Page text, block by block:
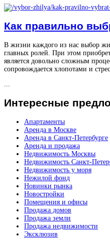
Как правильно
В жизни каждого из нас выбор
главных ролей. При этом
является довольно сложным
сопровождается хлопотами и
Интересные
Апартаменты
Аренда в Москве
Аренда в Санкт-Петербурге
Аренда и продажа
Недвижимость Москвы
Недвижимость Санкт-
Недвижимость у моря
Нежилой фонд
Новинки рынка
Новостройки
Помещения и офисы
Продажа домов
Продажа земли
Продажа недвижимости
Эксклюзив